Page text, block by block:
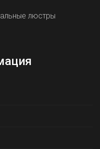
люстры